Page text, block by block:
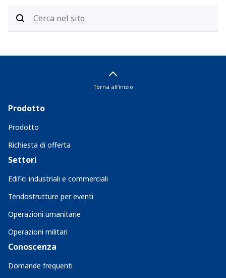
Torna all'inizio
Prodotto
Prodotto
Richiesta di offerta
Settori
Edifici industriali e commerciali
Tendostrutture per eventi
Operazioni umanitarie
Operazioni militari
Conoscenza
Domande frequenti